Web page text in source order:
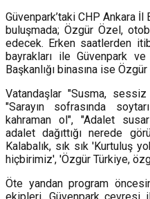
Güvenpark’taki CHP Ankara İl
buluşmada; Özgür Özel,
edecek. Erken saatlerden
bayrakları ile Güvenpark
Başkanlığı binasına ise
Vatandaşlar "Susma,
"Sarayın sofrasında
kahraman ol", "Adalet
adalet dağıttığı nerede
Kalabalık, sık sık 'Kurtuluş
hiçbirimiz', 'Özgür Türkiye,
Öte yandan program